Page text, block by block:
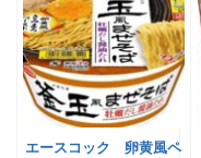
エースコック 卵黄風ペ